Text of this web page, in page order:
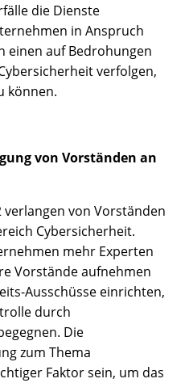
die Dienste
in Anspruch
einen auf Bedrohungen
verfolgen,
können.
von Vorständen an
verlangen von Vorständen
Cybersicherheit.
mehr Experten
Vorstände aufnehmen
Ausschüsse einrichten,
durch
Die
zum Thema
Faktor sein, um das